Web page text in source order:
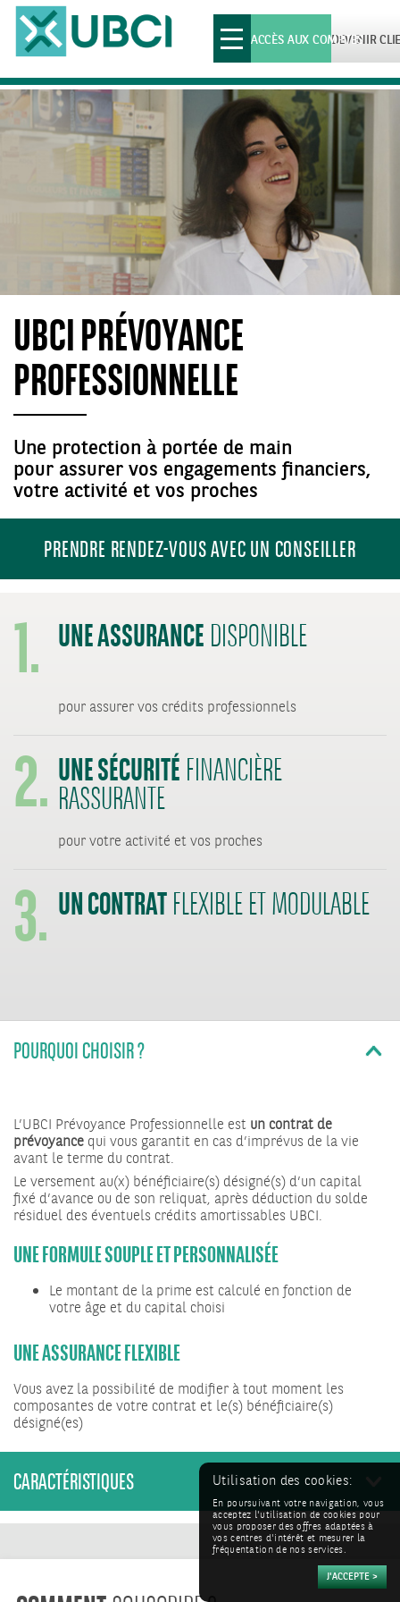
Toggle
navigationDEVENIR
ACCÈS AUX COMPTES
UBCI PRÉVOYANCE
PROFESSIONNELLE
Une protection à portée de main
pour assurer vos engagements financiers,
votre activité et vos proches
PRENDRE RENDEZ-VOUS AVEC UN CONSEILLER
1. UNE ASSURANCEDISPONIBLE
pour assurer vos crédits professionnels
2.UNE SÉCURITÉFINANCIÈRE
RASSURANTE
pour votre activité et vos proches
3.UN CONTRATFLEXIBLE ET MODULABLE
POURQUOI CHOISIR ?
L’UBCI Prévoyance Professionnelle est un contrat de
prévoyance qui vous garantit en cas d’imprévus de la vie
avant le terme du contrat.
Le versement au(x) bénéficiaire(s) désigné(s) d’un capital
fixé d’avance ou de son reliquat, après déduction du solde
résiduel des éventuels crédits amortissables UBCI.
UNE FORMULE SOUPLE ET PERSONNALISÉE
Le montant de la prime est calculé en fonction de
votre âge et du capital choisi
UNE ASSURANCE FLEXIBLE
Vous avez la possibilité de modifier à tout moment les
composantes de votre contrat et le(s) bénéficiaire(s)
désigné(es)
CARACTÉRISTIQUES Utilisation des cookies:
En poursuivant votre navigation, vous
acceptez l'utilisation de cookies pour
vous proposer des offres adaptées à
vos centres d'intérêt et mesurer la
fréquentation de nos services.